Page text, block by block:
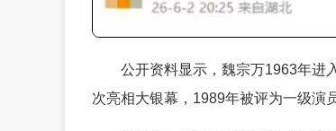
公开资料显示，魏宗万1963年进
次亮相大银幕，1989年被评为一级演员